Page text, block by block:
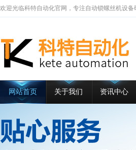
欢迎光临科特自动化官网，专注自动锁螺丝机设备
网站首页 关于我们 资讯中心